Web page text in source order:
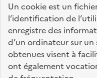
Un cookie est un
l’identification de
enregistre des
d’un ordinateur sur un
obtenues visent à
ont également
FRANÇAISE
fonction-publique.gouv.fr